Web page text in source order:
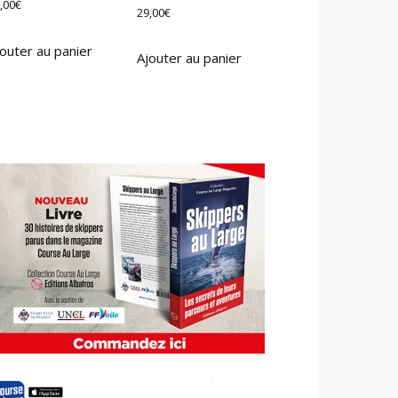
€
au panier
29,00€
Ajouter au panier